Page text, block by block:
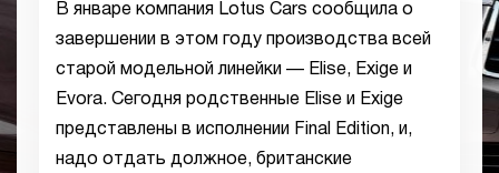
В январе компания Lotus Cars сообщила о
завершении в этом году производства всей
старой модельной линейки — Elise, Exige и
Evora. Сегодня родственные Elise и Exige
представлены в исполнении Final Edition, и,
надо отдать должное, британские